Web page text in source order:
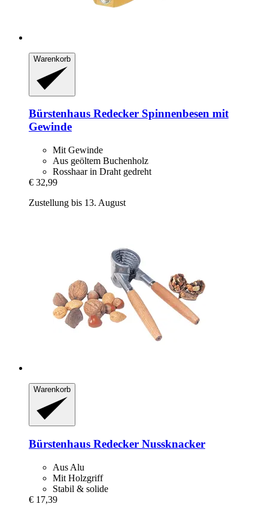
Warenkorb
Bürstenhaus Redecker Spinnenbesen mit
Gewinde
Mit Gewinde
Aus geöltem Buchenholz
Rosshaar in Draht gedreht
€ 32,99
Zustellung bis 13. August
Warenkorb
Bürstenhaus Redecker Nussknacker
Aus Alu
Mit Holzgriff
Stabil & solide
€ 17,39